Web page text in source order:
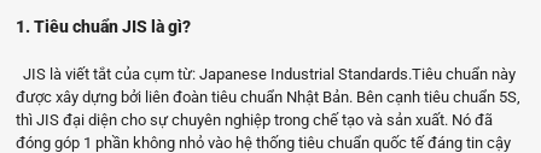
1. Tiêu chuẩn JIS là gì?
JIS là viết tắt của cụm từ: Japanese Industrial Standards.Tiêu chuẩn này
được xây dựng bởi liên đoàn tiêu chuẩn Nhật Bản. Bên cạnh tiêu chuẩn 5S,
thì JIS đại diện cho sự chuyên nghiệp trong chế tạo và sản xuất. Nó đã
đóng góp 1 phần không nhỏ vào hệ thống tiêu chuẩn quốc tế đáng tin cậy